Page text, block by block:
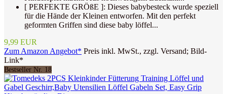
[ PERFEKTE GRÖßE ]: Dieses babybesteck wurde speziell
für die Hände der Kleinen entworfen. Mit den perfekt
geformten Griffen sind diese baby löffel...
9,99 EUR
Zum Amazon Angebot* Preis inkl. MwSt., zzgl. Versand; Bild-
Link*
Bestseller Nr. 18